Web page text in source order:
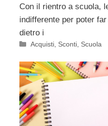
Con il rientro a scuola,
indifferente per poter
dietro i
Categorie
Acquisti Sconti Scuola